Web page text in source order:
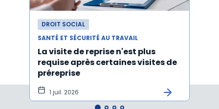
DROIT SOCIAL
SANTÉ ET SÉCURITÉ AU TRAVAIL
La visite de reprise n'est plus
requise après certaines visites de
préreprise
1 juil. 2026